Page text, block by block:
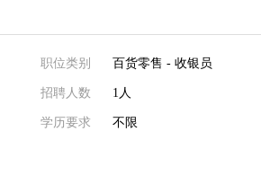
职位类别 百货零售 - 收银员
招聘人数 1人
学历要求 不限